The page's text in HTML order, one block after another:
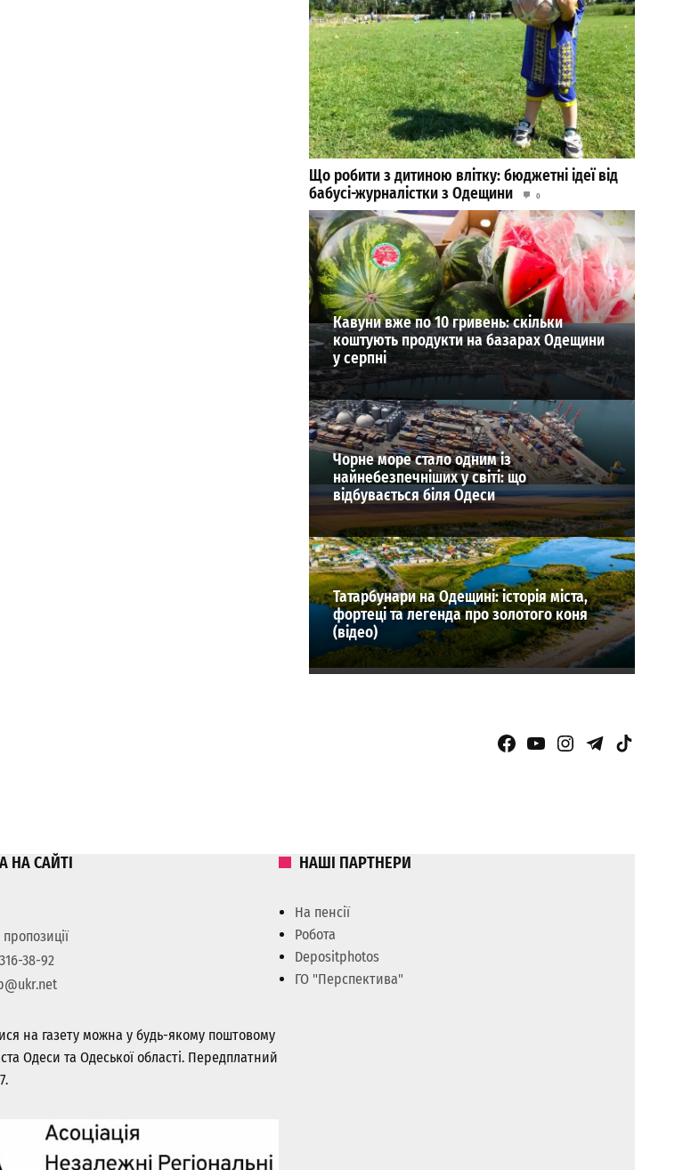
Що робити з дитиною влітку: бюджетні ідеї від
бабусі-журналістки з Одещини
0
03.08.2026
ВИБІР РЕДАКЦІЇ
Кавуни вже по 10 гривень: скільки
коштують продукти на базарах Одещини
у серпні
Чорне море стало одним із
найнебезпечніших у світі: що
відбувається біля Одеси
Татарбунари на Одещині: історія міста,
фортеці та легенда про золотого коня
(відео)
Facebook Page
YouTubeInstagram
Telegram
TikTok
НА САЙТІ
38-92
на газету можна у будь-якому поштовому
Одеси та Одеської області. Передплатний
НАШІ ПАРТНЕРИ
На пенсії
Робота
Depositphotos
ГО "Перспектива"